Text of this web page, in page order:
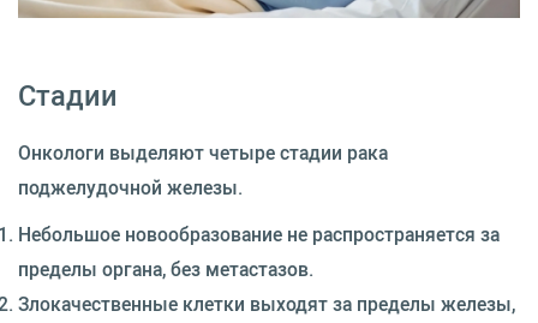
Стадии
Онкологи выделяют четыре стадии рака
поджелудочной железы.
Небольшое новообразование не распространяется за
пределы органа, без метастазов.
Злокачественные клетки выходят за пределы железы,